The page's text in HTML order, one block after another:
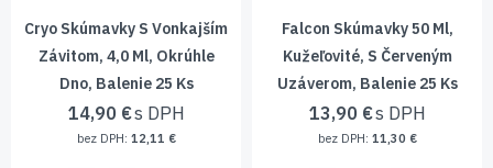
Cryo Skúmavky S Vonkajším
Závitom, 4,0 Ml, Okrúhle
Dno, Balenie 25 Ks
14,90 €
12,11 €
Falcon Skúmavky 50 Ml,
Kužeľovité, S Červeným
Uzáverom, Balenie 25 Ks
13,90 €
11,30 €